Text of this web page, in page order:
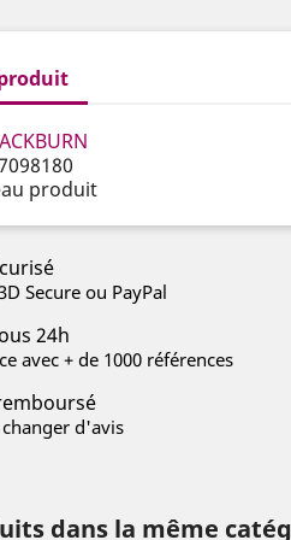
produit
Secure ou PayPal
24h
avec + de 1000 références
d'avis
dans la même